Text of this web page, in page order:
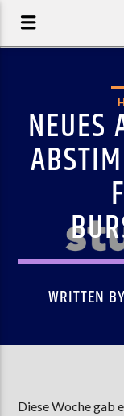
AKTUELLER TRACK
BERTHAJU
NEUES
WRITTEN BY
Diese Woche gab